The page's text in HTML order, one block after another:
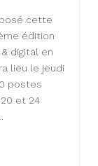
cette
édition
digital en
lieu le jeudi
postes
et 24